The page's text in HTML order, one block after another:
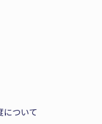
について